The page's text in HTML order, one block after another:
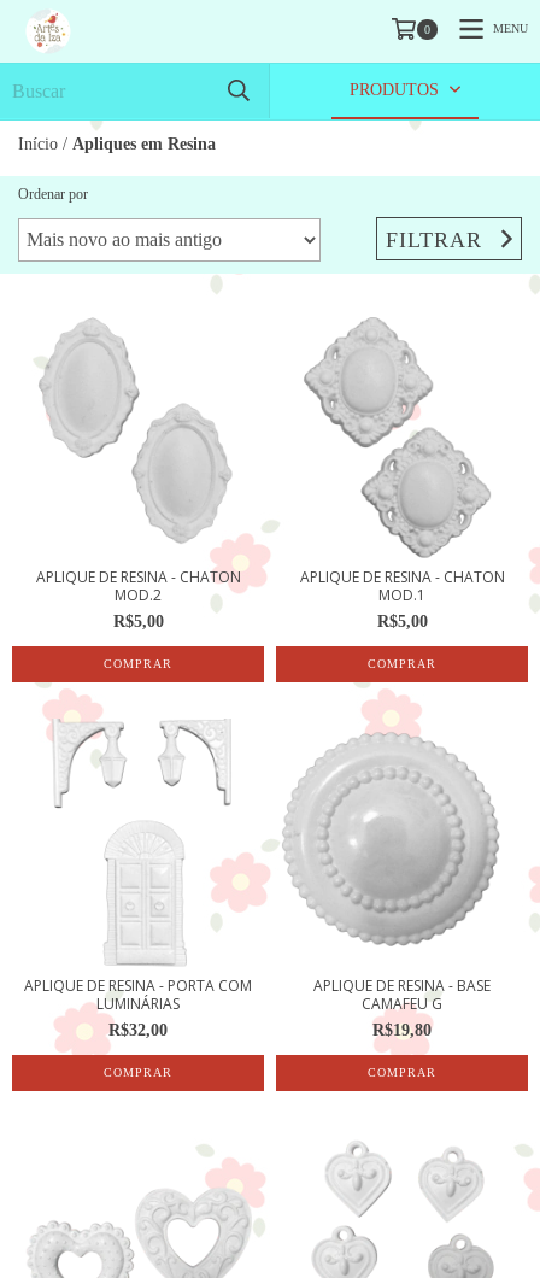
0 MENU
PRODUTOS
Início / Apliques em Resina
Ordenar por
FILTRAR
APLIQUE DE RESINA - CHATON
MOD.2
R$5,00
APLIQUE DE RESINA - CHATON
MOD.1
R$5,00
APLIQUE DE RESINA - PORTA COM
LUMINÁRIAS
R$32,00
APLIQUE DE RESINA - BASE
CAMAFEU G
R$19,80